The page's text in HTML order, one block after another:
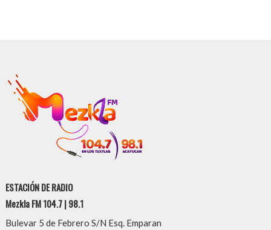
ESTACIÓN DE RADIO
Mezkla FM 104.7 | 98.1
Bulevar 5 de Febrero S/N Esq. Emparan